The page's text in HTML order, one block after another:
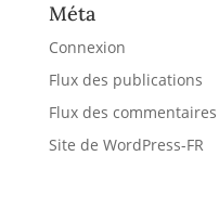
Méta
Connexion
Flux des publications
Flux des commentaires
Site de WordPress-FR